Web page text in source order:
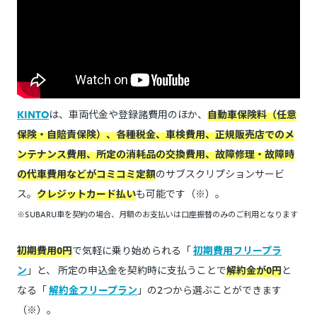
KINTOは、車両代金や登録諸費用のほか、 自動車保険料（任意
保険・自賠責保険）、各種税金、車検費用、正規販売店でのメ
ンテナンス費用、所定の消耗品の交換費用、故障修理・故障時
の代車費用などがコミコミ定額のサブスクリプションサービ
ス。 クレジットカード払いも可能です（※）。
※SUBARU車を契約の場合、月額のお支払いは口座振替のみのご利用となります
初期費用0円で気軽に乗り始められる「初期費用フリープラ
ン 」と、 所定の申込金を契約時に支払うことで解約金が0円と
なる「解約金フリープラン 」の2つから選ぶことができます
（※）。